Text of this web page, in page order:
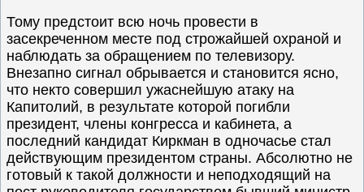
Тому предстоит всю ночь провести в
засекреченном месте под строжайшей охраной и
наблюдать за обращением по телевизору.
Внезапно сигнал обрывается и становится ясно,
что некто совершил ужаснейшую атаку на
Капитолий, в результате которой погибли
президент, члены конгресса и кабинета, а
последний кандидат Киркман в одночасье стал
действующим президентом страны. Абсолютно не
готовый к такой должности и неподходящий на